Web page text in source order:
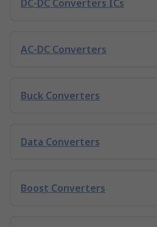
DC-DC Converters ICs
AC-DC Converters
Buck Converters
Data Converters
Boost Converters